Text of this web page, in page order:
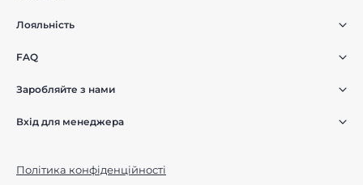
Лояльність
FAQ
Заробляйте з нами
Вхід для менеджера
Політика конфіденційності